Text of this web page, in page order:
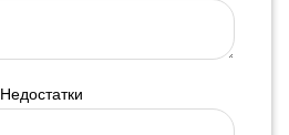
Недостатки